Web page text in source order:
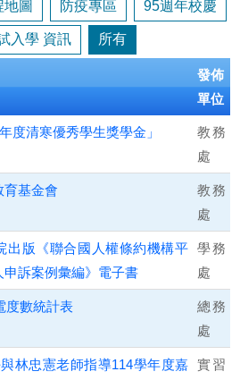
地圖 防疫專區 95週年校慶
入學 資訊 所有
發佈
單位
度清寒優秀學生獎學金」
教務
處
育基金會
教務
處
出版《聯合國人權條約機構平
訴案例彙編》電子書
學務
處
度數統計表
總務
處
林忠憲老師指導114學年度嘉 實習